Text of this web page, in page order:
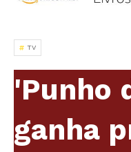
TV
'Punho
ganha